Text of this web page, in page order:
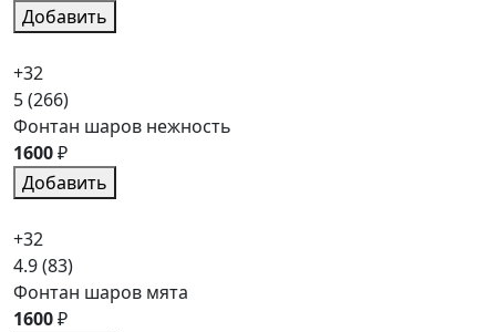
Добавить
+32
5(266)
Фонтан шаров нежность
1600₽
Добавить
+32
4.9(83)
Фонтан шаров мята
1600₽